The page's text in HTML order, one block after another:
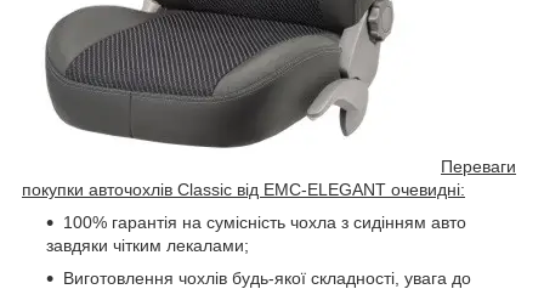
Переваги
покупки авточохлів Classic від EMC-ELEGANT очевидні:
100% гарантія на сумісність чохла з сидінням авто
завдяки чітким лекалами;
Виготовлення чохлів будь-якої складності, увага до